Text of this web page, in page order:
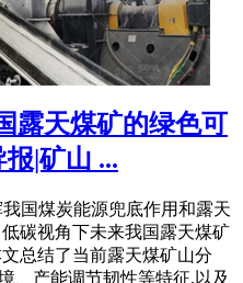
露天煤矿的绿色可
|矿山 ...
国煤炭能源兜底作用和露天
碳视角下未来我国露天煤矿
总结了当前露天煤矿山分
、产能调节韧性等特征,以及